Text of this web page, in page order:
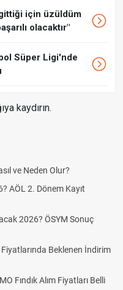
için üzüldüm
olacaktır"
Süper Ligi'nde
kaydırın.
Kayıt
Sonuç
İndirim
Belli
Fenerbahçe
Graz link